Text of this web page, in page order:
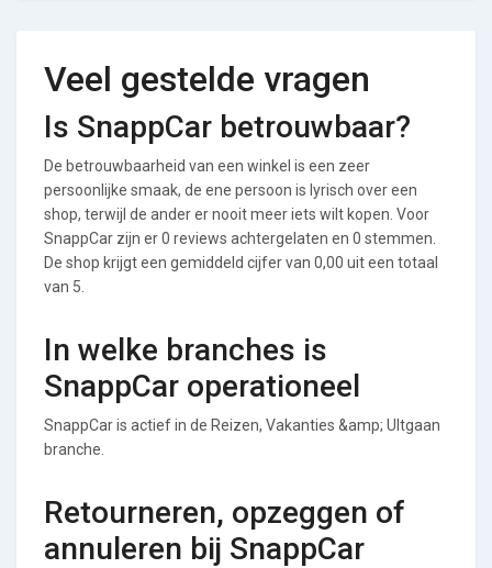
Veel gestelde vragen
Is SnappCar betrouwbaar?
De betrouwbaarheid van een winkel is een zeer
persoonlijke smaak, de ene persoon is lyrisch over een
shop, terwijl de ander er nooit meer iets wilt kopen. Voor
SnappCar zijn er 0 reviews achtergelaten en 0 stemmen.
De shop krijgt een gemiddeld cijfer van 0,00 uit een totaal
van 5.
In welke branches is
SnappCar operationeel
SnappCar is actief in de Reizen, Vakanties &amp; UItgaan
branche.
Retourneren, opzeggen of
annuleren bij SnappCar